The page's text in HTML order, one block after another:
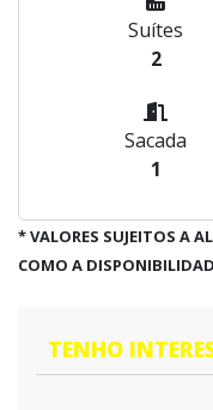
Suítes
2
Sacada
1
* VALORES SUJEITOS A
COMO A
TENHO